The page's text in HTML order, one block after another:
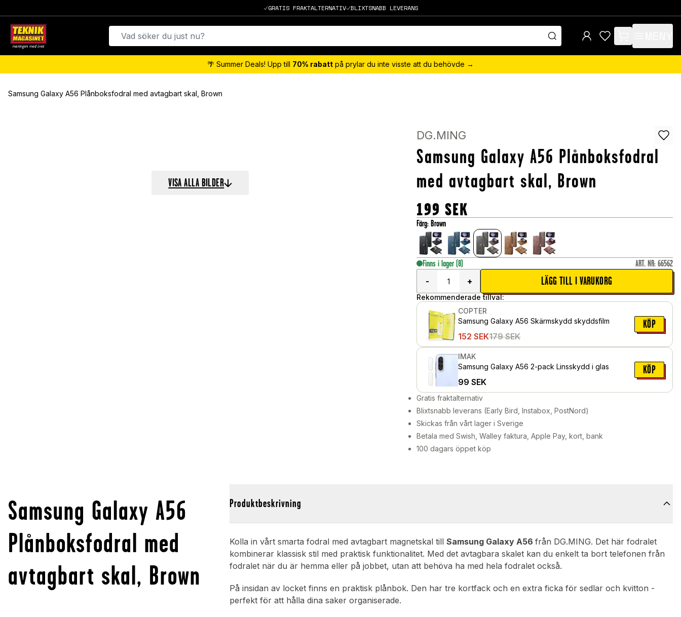
GRATIS FRAKTALTERNATIV BLIXTSNABB LEVERANS
items in cart, view
🌴 Summer Deals! Upp till 70% rabatt på prylar du inte visste att du behövde →
Samsung Galaxy A56 Plånboksfodral med avtagbart skal, Brown
VISA ALLA BILDER
DG.MING
Samsung Galaxy A56 Plånboksfodral
med avtagbart skal, Brown
199 SEK
Färg: Brown
Finns i lager (8) ART. NR: 66562
-
+ LÄGG TILL I VARUKORG
Rekommenderade tillval:
COPTER
Samsung Galaxy A56 Skärmskydd skyddsfilm
152 SEK179 SEK
KÖP
IMAK
Samsung Galaxy A56 2-pack Linsskydd i glas
99 SEK
KÖP
Gratis fraktalternativ
Blixtsnabb leverans (Early Bird, Instabox, PostNord)
Skickas från vårt lager i Sverige
Betala med Swish, Walley faktura, Apple Pay, kort, bank
100 dagars öppet köp
Samsung Galaxy A56
Plånboksfodral med
avtagbart skal, Brown
Produktbeskrivning
Kolla in vårt smarta fodral med avtagbart magnetskal tillSamsung Galaxy A56från DG.MING. Det här fodralet
kombinerar klassisk stil med praktisk funktionalitet. Med det avtagbara skalet kan du enkelt ta bort telefonen från
fodralet när du är hemma eller på jobbet, utan att behöva ha med hela fodralet också.
På insidan av locket finns en praktisk plånbok. Den har tre kortfack och en extra ficka för sedlar och kvitton -
perfekt för att hålla dina saker organiserade.